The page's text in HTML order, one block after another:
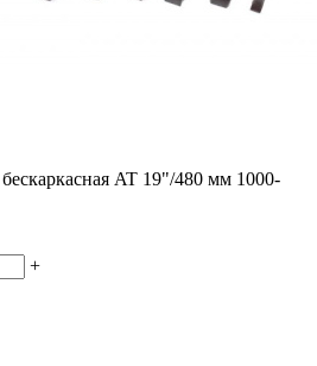
AT 19"/480 мм 1000-
+